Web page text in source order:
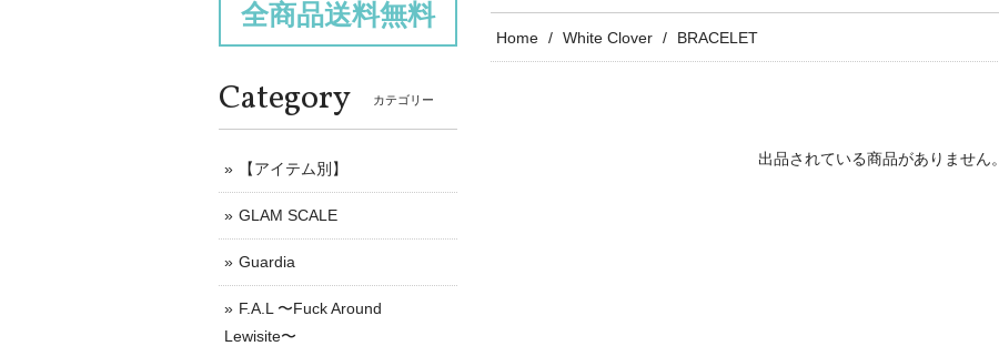
Home White Clover BRACELET
出品されている商品がありません。
全商品送料無料
Category カテゴリー
【アイテム別】
GLAM SCALE
Guardia
F.A.L 〜Fuck Around
Lewisite〜